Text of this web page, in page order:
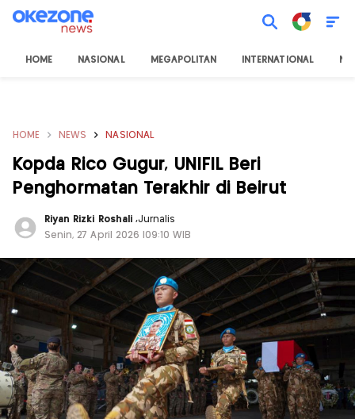
HOME NASIONAL MEGAPOLITAN INTERNATIONAL
HOME NEWS NASIONAL
Kopda Rico Gugur, UNIFIL Beri
Penghormatan Terakhir di Beirut
Riyan Rizki Roshali ,Jurnalis
Senin, 27 April 2026 |09:10 WIB